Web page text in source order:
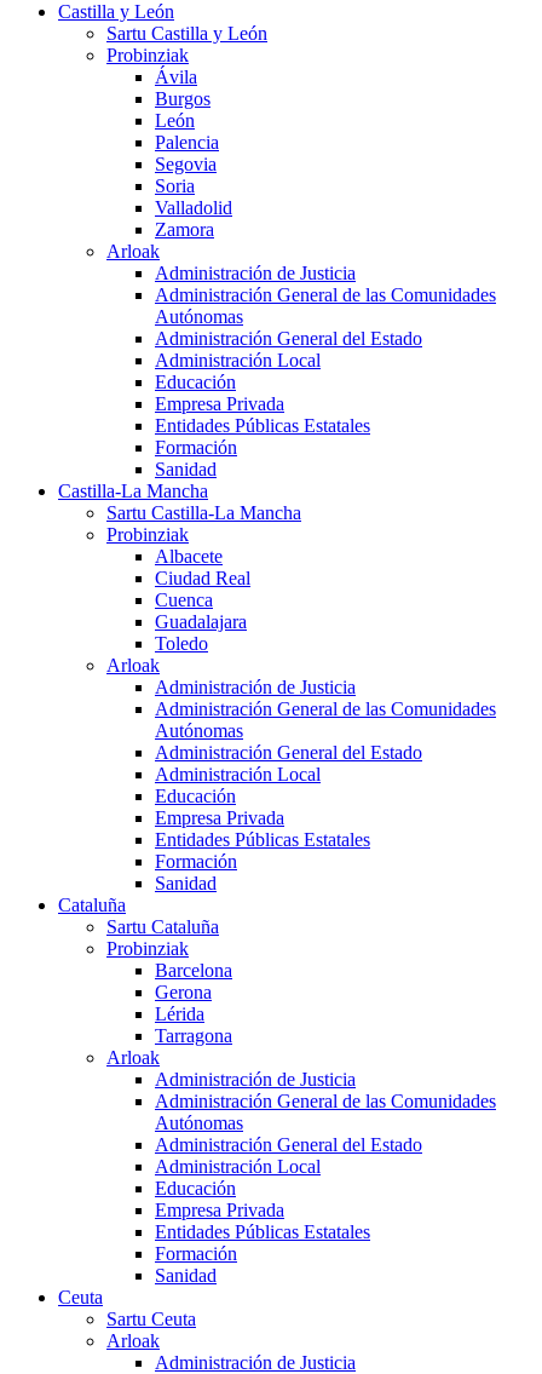
Castilla y León
Sartu Castilla y León
Probinziak
Ávila
Burgos
León
Palencia
Segovia
Soria
Valladolid
Zamora
Arloak
Administración de Justicia
Administración General de las Comunidades
Autónomas
Administración General del Estado
Administración Local
Educación
Empresa Privada
Entidades Públicas Estatales
Formación
Sanidad
Castilla-La Mancha
Sartu Castilla-La Mancha
Probinziak
Albacete
Ciudad Real
Cuenca
Guadalajara
Toledo
Arloak
Administración de Justicia
Administración General de las Comunidades
Autónomas
Administración General del Estado
Administración Local
Educación
Empresa Privada
Entidades Públicas Estatales
Formación
Sanidad
Cataluña
Sartu Cataluña
Probinziak
Barcelona
Gerona
Lérida
Tarragona
Arloak
Administración de Justicia
Administración General de las Comunidades
Autónomas
Administración General del Estado
Administración Local
Educación
Empresa Privada
Entidades Públicas Estatales
Formación
Sanidad
Ceuta
Sartu Ceuta
Arloak
Administración de Justicia